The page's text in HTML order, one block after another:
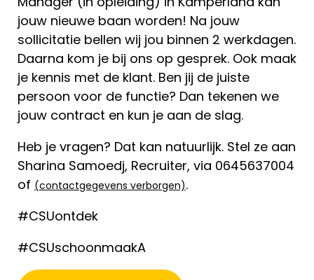
jouw nieuwe baan worden! Na jouw
sollicitatie bellen wij jou binnen 2 werkdagen.
Daarna kom je bij ons op gesprek. Ook maak
je kennis met de klant. Ben jij de juiste
persoon voor de functie? Dan tekenen we
jouw contract en kun je aan de slag.
Heb je vragen? Dat kan natuurlijk. Stel ze aan
Sharina Samoedj, Recruiter, via 0645637004
of (contactgegevens verborgen).
#CSUontdek
#CSUschoonmaakA